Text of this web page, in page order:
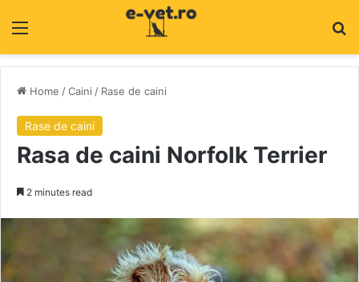
Home /Caini / Rase de caini
Rase de caini
Rasa de caini Norfolk Terrier
2 minutes read